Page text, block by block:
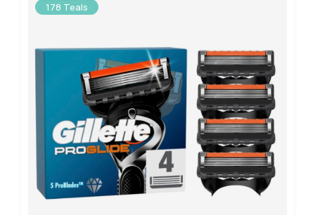
178 Teals